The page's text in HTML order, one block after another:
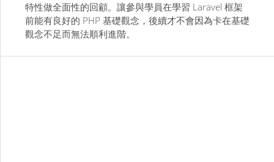
特性做全面性的回顧。讓參與學員在學習 Laravel 框架
前能有良好的 PHP 基礎觀念，後續才不會因為卡在基礎
觀念不足而無法順利進階。